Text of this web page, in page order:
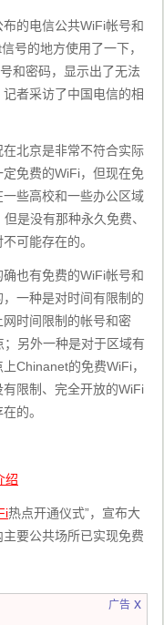
的电信公共WiFi帐号和
号的地方使用了一下，
和密码，显示出了无法
者采访了中国电信的相
北京是非常不符合实际
免费的WiFi，但现在免
些高校和一些办公区域
是没有那种永久免费、
可能存在的。
确也有免费的WiFi帐号和
一种是对时间有限制的
时间限制的帐号和密
另外一种是对于区域有
Chinanet的免费WiFi，
限制、完全开放的WiFi
的。
绍
热点开通仪式”，宣布大
要公共场所已实现免费
广告 x